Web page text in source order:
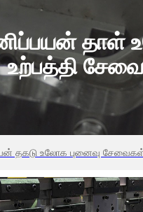
தாள்
உற்பத்தி
தகடு உலோக புனைவு